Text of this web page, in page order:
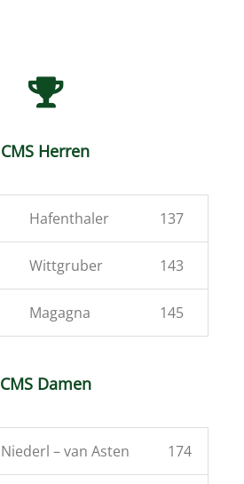
CMS Herren
Hafenthaler 137
Wittgruber 143
Magagna 145
CMS Damen
Niederl – van Asten 174